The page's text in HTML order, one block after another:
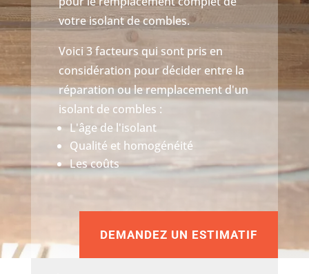
votre isolant de combles.
Voici 3 facteurs qui sont pris en
considération pour décider entre la
réparation ou le remplacement d'un
isolant de combles :
L'âge de l'isolant
Qualité et homogénéité
Les coûts
DEMANDEZ UN ESTIMATIF